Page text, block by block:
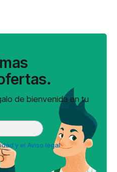
de bienvenida en tu
y el Aviso legal